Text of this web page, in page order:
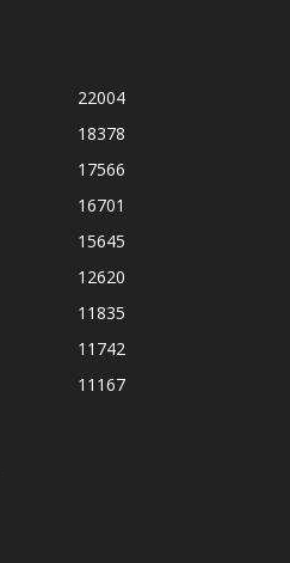
22004
18378
17566
16701
15645
12620
11835
11742
11167